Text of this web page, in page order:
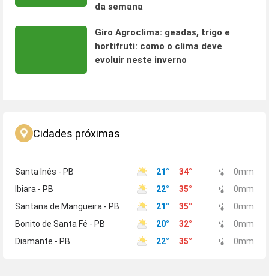
da semana
Giro Agroclima: geadas, trigo e
hortifruti: como o clima deve
evoluir neste inverno
Cidades próximas
Santa Inês - PB 21° 34° 0mm
Ibiara - PB
22° 35° 0mm
Santana de Mangueira - PB
21° 35° 0mm
Bonito de Santa Fé - PB
20° 32° 0mm
Diamante - PB
22° 35° 0mm